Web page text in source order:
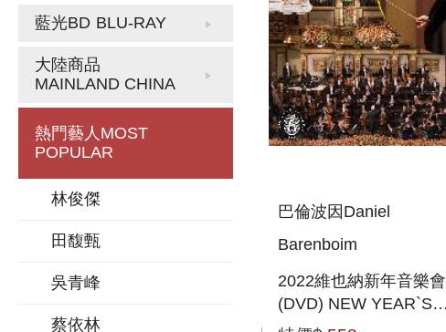
藍光BD BLU-RAY
大陸商品
MAINLAND CHINA
熱門藝人 MOST
POPULAR
林俊傑
田馥甄
吳青峰
蔡依林
巴倫波因Daniel
Barenboim
2022維也納新年音樂會
(DVD) NEW YEAR`S
CONCERT 2022 (DVD)